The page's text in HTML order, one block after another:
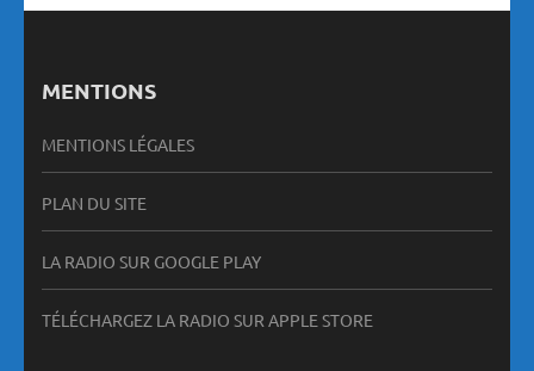
MENTIONS
MENTIONS LÉGALES
PLAN DU SITE
LA RADIO SUR GOOGLE PLAY
TÉLÉCHARGEZ LA RADIO SUR APPLE STORE